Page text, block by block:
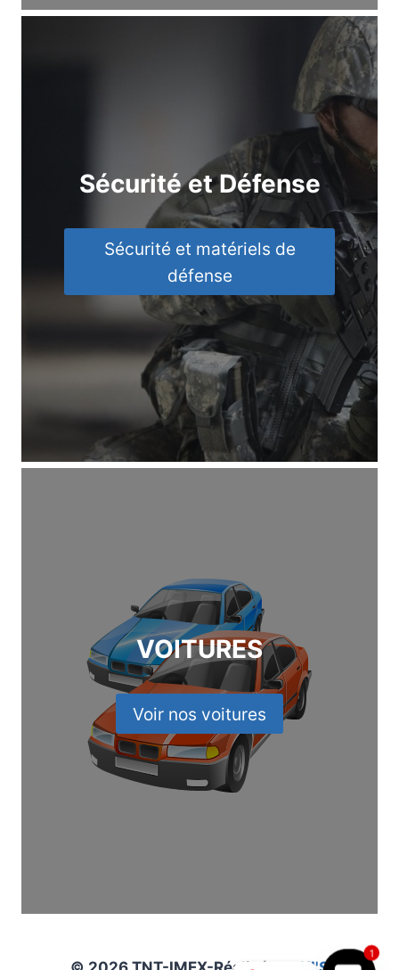
Sécurité et Défense
Sécurité et matériels de
défense
VOITURES
Voir nos voitures
1